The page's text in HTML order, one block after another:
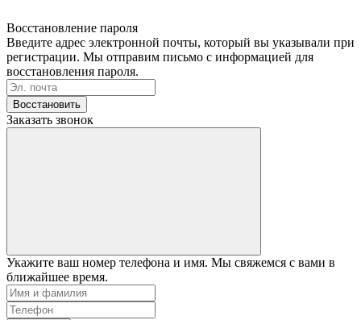
Восстановление пароля
Введите адрес электронной почты, который вы указывали при
регистрации. Мы отправим письмо с информацией для
восстановления пароля.
Восстановить
Заказать звонок
Укажите ваш номер телефона и имя. Мы свяжемся с вами в
ближайшее время.